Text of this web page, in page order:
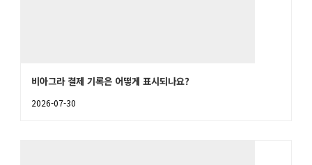
비아그라 결제 기록은 어떻게 표시되나요?
2026-07-30